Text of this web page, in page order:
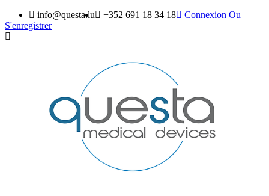
info@questa.lu +352 691 18 34 18 Connexion Ou
S'enregistrer